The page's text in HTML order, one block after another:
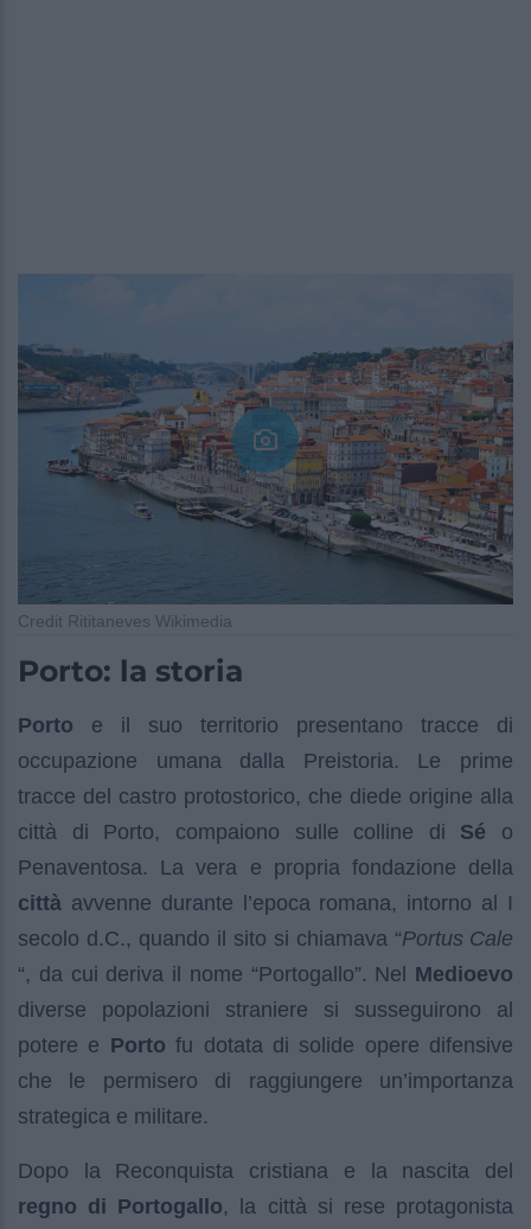
Credit Rititaneves Wikimedia
Porto: la storia
Porto e il suo territorio presentano tracce di
occupazione umana dalla Preistoria. Le prime
tracce del castro protostorico, che diede origine alla
città di Porto, compaiono sulle colline di Sé o
Penaventosa. La vera e propria fondazione della
città avvenne durante l’epoca romana, intorno al I
secolo d.C., quando il sito si chiamava “Portus Cale
“, da cui deriva il nome “Portogallo”. Nel Medioevo
diverse popolazioni straniere si susseguirono al
potere e Porto fu dotata di solide opere difensive
che le permisero di raggiungere un’importanza
strategica e militare.
Dopo la Reconquista cristiana e la nascita del
regno di Portogallo, la città si rese protagonista